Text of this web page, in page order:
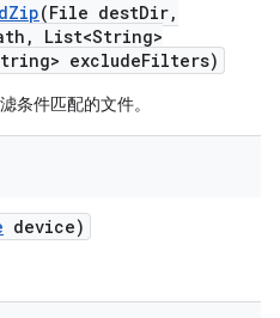
Zip(File destDir,
,
List<String>
excludeFilters)
条件匹配的文件。
device)